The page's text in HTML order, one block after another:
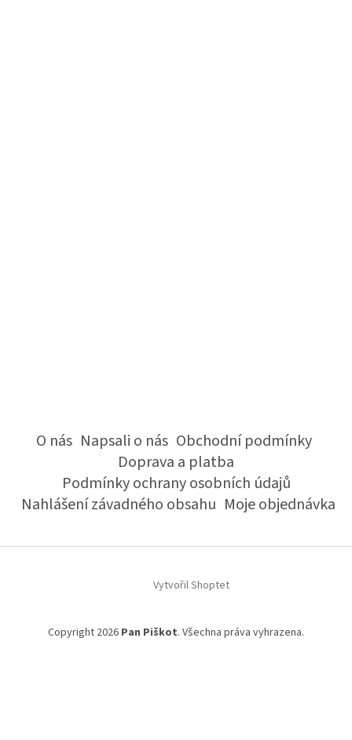
O nás Napsali o nás Obchodní podmínky
Doprava a platba
Podmínky ochrany osobních údajů
Nahlášení závadného obsahu Moje objednávka
Vytvořil Shoptet
Copyright 2026 Pan Piškot. Všechna práva vyhrazena.